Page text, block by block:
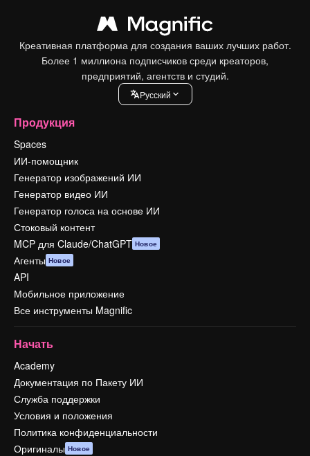
Креативная платформа для создания ваших лучших работ.
Более 1 миллиона подписчиков среди креаторов,
предприятий, агентств и студий.
Pусский
Продукция
Spaces
ИИ-помощник
Генератор изображений ИИ
Генератор видео ИИ
Генератор голоса на основе ИИ
Стоковый контент
MCP для Claude/ChatGPT Новое
Агенты Новое
API
Мобильное приложение
Все инструменты Magnific
Начать
Academy
Документация по Пакету ИИ
Служба поддержки
Условия и положения
Политика конфиденциальности
Оригиналы Новое